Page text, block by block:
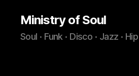
Ministry of Soul
Soul · Funk · Disco · Jazz ·